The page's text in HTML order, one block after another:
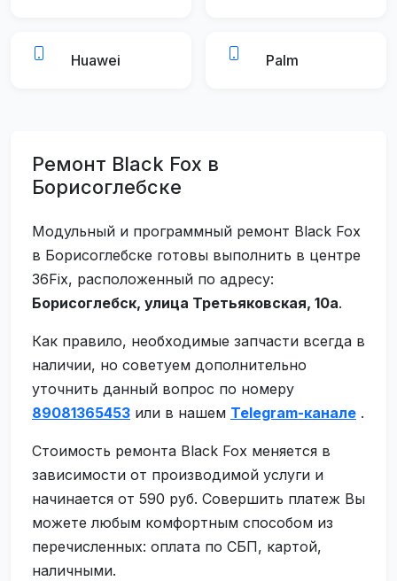
Huawei Palm
Ремонт Black Fox в
Борисоглебске
Модульный и программный ремонт Black Fox
в Борисоглебске готовы выполнить в центре
36Fix, расположенный по адресу:
Борисоглебск, улица Третьяковская, 10а.
Как правило, необходимые запчасти всегда в
наличии, но советуем дополнительно
уточнить данный вопрос по номеру
89081365453 или в нашем Telegram-канале .
Стоимость ремонта Black Fox меняется в
зависимости от производимой услуги и
начинается от 590 руб. Совершить платеж Вы
можете любым комфортным способом из
перечисленных: оплата по СБП, картой,
наличными.